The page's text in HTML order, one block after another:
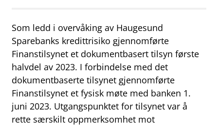
businessOm Finanstilsynet
mail_outlineKontakt oss
work_outlineJobb hos oss
dashboardInformasjon for investorer
notifications_noneAbonner på nyhetsvarsel
Som ledd i overvåking av Haugesund
Sparebanks kredittrisiko gjennomførte
Finanstilsynet et dokumentbasert tilsyn første
halvdel av 2023. I forbindelse med det
dokumentbaserte tilsynet gjennomførte
Finanstilsynet et fysisk møte med banken 1.
juni 2023. Utgangspunktet for tilsynet var å
rette særskilt oppmerksomhet mot